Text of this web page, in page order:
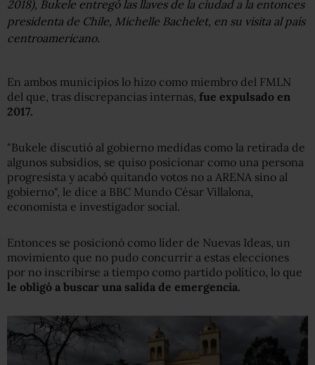
2018), Bukele entregó las llaves de la ciudad a la entonces
presidenta de Chile, Michelle Bachelet, en su visita al país
centroamericano.
En ambos municipios lo hizo como miembro del FMLN
del que, tras discrepancias internas, fue expulsado en
2017.
"Bukele discutió al gobierno medidas como la retirada de
algunos subsidios, se quiso posicionar como una persona
progresista y acabó quitando votos no a ARENA sino al
gobierno", le dice a BBC Mundo César Villalona,
economista e investigador social.
Entonces se posicionó como líder de Nuevas Ideas, un
movimiento que no pudo concurrir a estas elecciones
por no inscribirse a tiempo como partido político, lo que
le obligó a buscar una salida de emergencia.